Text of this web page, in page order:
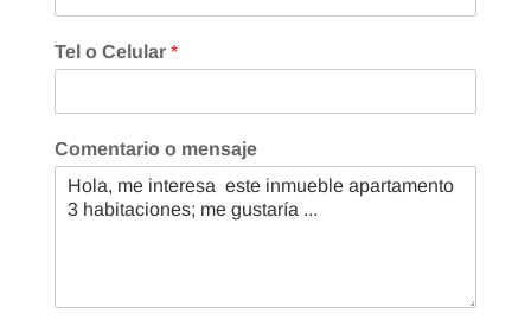
Tel o Celular *
Comentario o mensaje